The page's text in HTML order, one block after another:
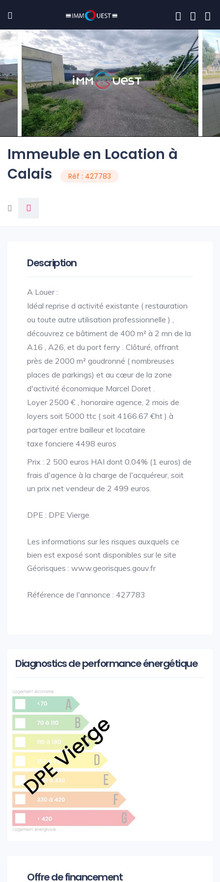
Immeuble en Location à
Calais
Réf : 427783
Description
A Louer :
Idéal reprise d activité existante ( restauration
ou toute autre utilisation professionnelle ) ,
découvrez ce bâtiment de 400 m² à 2 mn de la
A16 , A26, et du port ferry . Clôturé, offrant
près de 2000 m² goudronné ( nombreuses
places de parkings) et au cœur de la zone
d'activité économique Marcel Doret .
Loyer 2500 € , honoraire agence, 2 mois de
loyers soit 5000 ttc ( soit 4166.67 €ht ) à
partager entre bailleur et locataire
taxe fonciere 4498 euros
Prix : 2 500 euros HAI dont 0.04% (1 euros) de
frais d'agence à la charge de l'acquéreur, soit
un prix net vendeur de 2 499 euros.
DPE : DPE Vierge
Les informations sur les risques auxquels ce
bien est exposé sont disponibles sur le site
Géorisques : www.georisques.gouv.fr
Référence de l'annonce : 427783
Diagnostics de performance énergétique
Offre de financement